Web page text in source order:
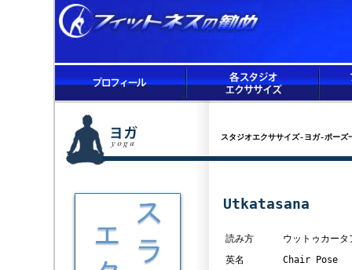
スタジオエクササイズ-ヨガ-ポーズ
Utkatasana
読み方
ウットゥカータ
英名
Chair Pose